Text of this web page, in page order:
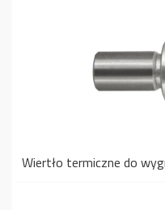
Wiertło termiczne do